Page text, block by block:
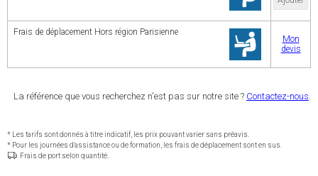
Frais de déplacement Hors région Parisienne
Mon
devis
La référence que vous recherchez n'est pas sur notre site ? Contactez-nous.
* Les tarifs sont donnés à titre indicatif, les prix pouvant varier sans préavis.
* Pour les journées d'assistance ou de formation, les frais de déplacement sont en sus.
Frais de port selon quantité.